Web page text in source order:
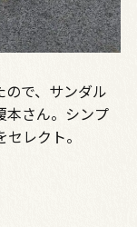
ので、サンダル
本さん。シンプ
レクト。